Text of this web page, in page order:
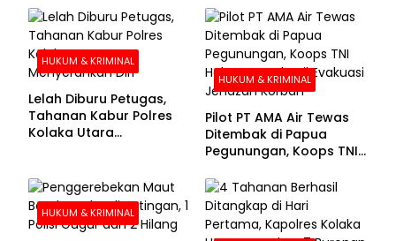
HUKUM & KRIMINAL
Lelah Diburu Petugas,
Tahanan Kabur Polres
Kolaka Utara
HUKUM & KRIMINAL
Pilot PT AMA Air Tewas
Ditembak di Papua
Pegunungan, Koops TNI
Evakuasi Jenazah
Korban
HUKUM & KRIMINAL